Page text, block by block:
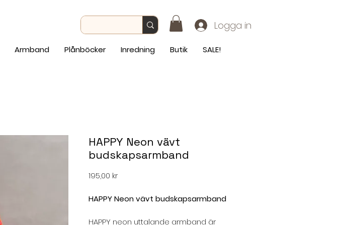
Logga in
Armband Plånböcker Inredning Butik SALE!
HAPPY Neon vävt
budskapsarmband
195,00 krPris
HAPPY Neon vävt budskapsarmband
HAPPY neon uttalande armband är